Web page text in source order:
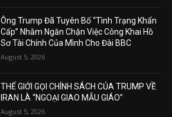
Ông Trump Đã Tuyên Bố “Tình Trạng Khẩn
Cấp” Nhằm Ngăn Chặn Việc Công Khai Hồ
Sơ Tài Chính Của Mình Cho Đài BBC
August 5, 2026
THẾ GIỚI GỌI CHÍNH SÁCH CỦA TRUMP VỀ
IRAN LÀ “NGOẠI GIAO MẪU GIÁO”
August 5, 2026